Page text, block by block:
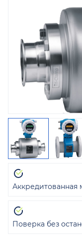
Аккредитованная
Поверка без